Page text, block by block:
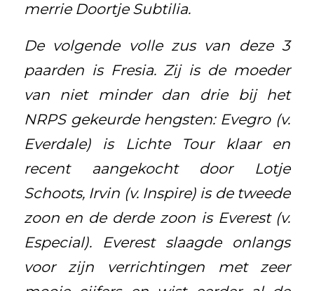
merrie Doortje Subtilia.
De volgende volle zus van deze 3
paarden is Fresia. Zij is de moeder
van niet minder dan drie bij het
NRPS gekeurde hengsten: Evegro (v.
Everdale) is Lichte Tour klaar en
recent aangekocht door Lotje
Schoots, Irvin (v. Inspire) is de tweede
zoon en de derde zoon is Everest (v.
Especial). Everest slaagde onlangs
voor zijn verrichtingen met zeer